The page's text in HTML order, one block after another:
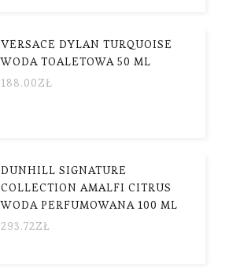
VERSACE DYLAN TURQUOISE
WODA TOALETOWA 50 ML
188.00ZŁ
DUNHILL SIGNATURE
COLLECTION AMALFI CITRUS
WODA PERFUMOWANA 100 ML
293.72ZŁ